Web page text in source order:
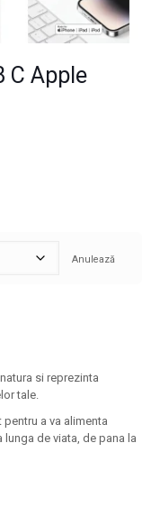
C Apple
Anulează
si reprezinta
tale.
a va alimenta
de viata, de pana la